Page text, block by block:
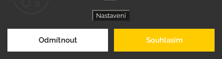
Nastavení
Odmítnout Souhlasím
FANSHOPS. Všechna práva vyhrazena.